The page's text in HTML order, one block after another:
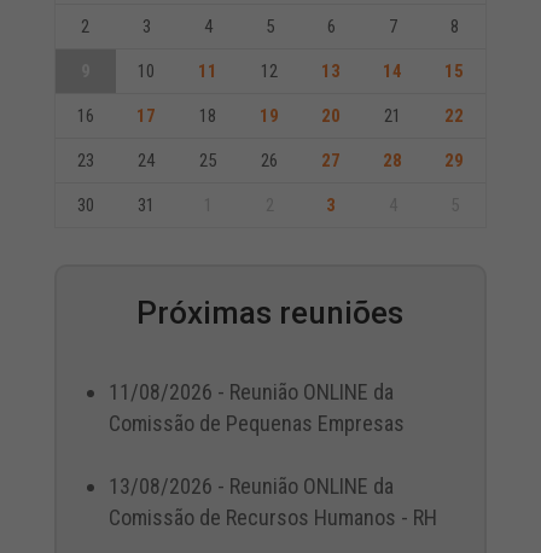
2 3 4 5 6 7 8
10 11 12 13 14 15
16 17 18 19 20 21 22
23 24 25 26 27 28 29
30 31 3
Próximas reuniões
11/08/2026 - Reunião ONLINE da
Comissão de Pequenas Empresas
13/08/2026 - Reunião ONLINE da
Comissão de Recursos Humanos - RH